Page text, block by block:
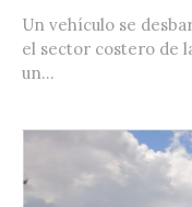
Un vehículo se
el sector costero de
un...